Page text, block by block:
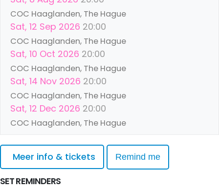
COC Haaglanden, The Hague
Sat, 12 Sep 2026 20:00
COC Haaglanden, The Hague
Sat, 10 Oct 2026 20:00
COC Haaglanden, The Hague
Sat, 14 Nov 2026 20:00
COC Haaglanden, The Hague
Sat, 12 Dec 2026 20:00
COC Haaglanden, The Hague
Meer info & tickets Remind me
SET REMINDERS